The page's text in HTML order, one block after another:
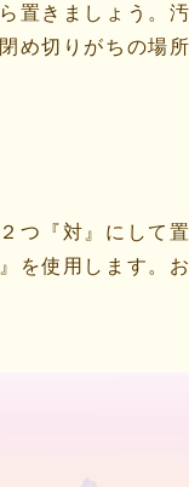
置きましょう。
め切りがちの場
つ『対』にして置
を使用します。